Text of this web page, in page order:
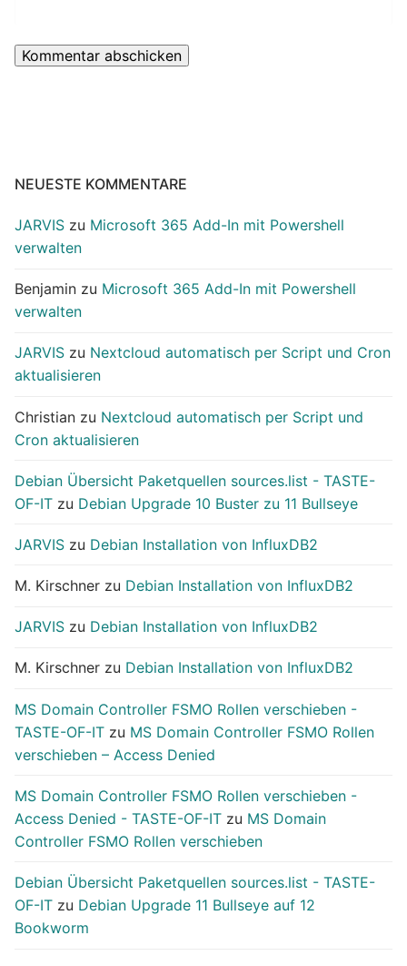
NEUESTE KOMMENTARE
JARVIS zu Microsoft 365 Add-In mit Powershell
verwalten
Benjamin zu Microsoft 365 Add-In mit Powershell
verwalten
JARVIS zu Nextcloud automatisch per Script und Cron
aktualisieren
Christian zu Nextcloud automatisch per Script und
Cron aktualisieren
Debian Übersicht Paketquellen sources.list - TASTE-
OF-IT zu Debian Upgrade 10 Buster zu 11 Bullseye
JARVIS zu Debian Installation von InfluxDB2
M. Kirschner zu Debian Installation von InfluxDB2
JARVIS zu Debian Installation von InfluxDB2
M. Kirschner zu Debian Installation von InfluxDB2
MS Domain Controller FSMO Rollen verschieben -
TASTE-OF-IT zu MS Domain Controller FSMO Rollen
verschieben – Access Denied
MS Domain Controller FSMO Rollen verschieben -
Access Denied - TASTE-OF-IT zu MS Domain
Controller FSMO Rollen verschieben
Debian Übersicht Paketquellen sources.list - TASTE-
OF-IT zu Debian Upgrade 11 Bullseye auf 12
Bookworm